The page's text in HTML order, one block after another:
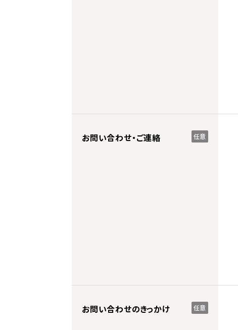
お問い合わせ・ご連絡 任意
お問い合わせのきっかけ 任意